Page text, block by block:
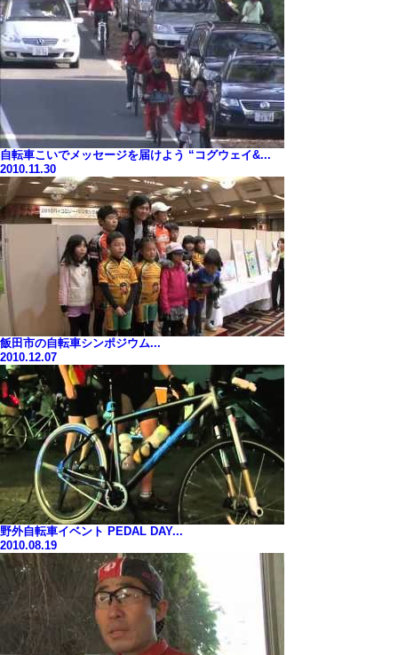
自転車こいでメッセージを届けよう “コグウェイ&...
2010.11.30
飯田市の自転車シンポジウム...
2010.12.07
野外自転車イベント PEDAL DAY...
2010.08.19